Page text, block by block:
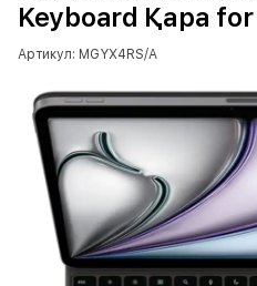
Keyboard Қара for
Артикул: MGYX4RS/A